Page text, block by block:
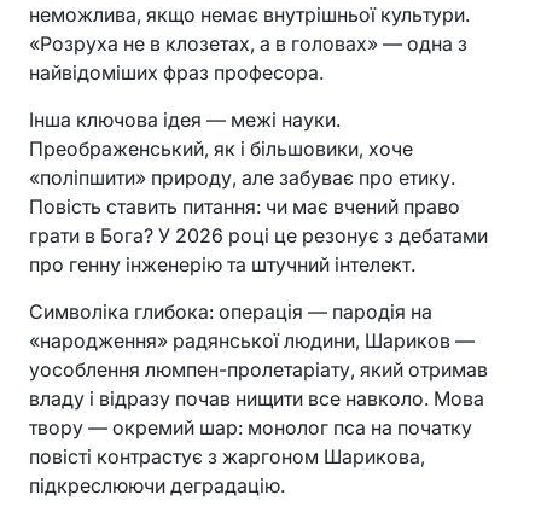
неможлива, якщо немає внутрішньої культури.
«Розруха не в клозетах, а в головах» — одна з
найвідоміших фраз професора.
Інша ключова ідея — межі науки.
Преображенський, як і більшовики, хоче
«поліпшити» природу, але забуває про етику.
Повість ставить питання: чи має вчений право
грати в Бога? У 2026 році це резонує з дебатами
про генну інженерію та штучний інтелект.
Символіка глибока: операція — пародія на
«народження» радянської людини, Шариков —
уособлення люмпен-пролетаріату, який отримав
владу і відразу почав нищити все навколо. Мова
твору — окремий шар: монолог пса на початку
повісті контрастує з жаргоном Шарикова,
підкреслюючи деградацію.